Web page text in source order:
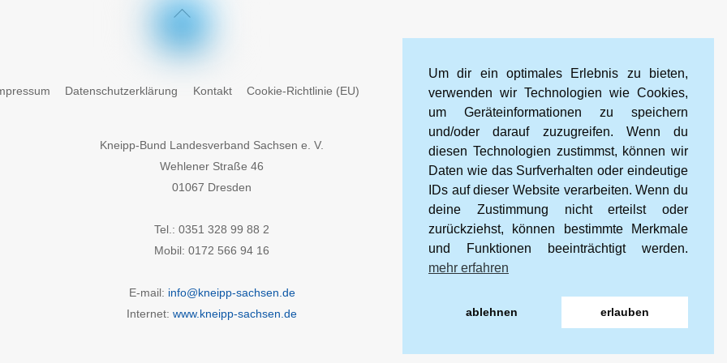
Back
Top
Datenschutzerklärung Kontakt Cookie-Richtlinie (EU)
Kneipp-Bund Landesverband Sachsen e. V.
Wehlener Straße 46
01067 Dresden
Tel.: 0351 328 99 88 2
Mobil: 0172 566 94 16
E-mail: info@kneipp-sachsen.de
Internet:www.kneipp-sachsen.de
Um dir ein optimales Erlebnis zu bieten,
verwenden wir Technologien wie Cookies,
um Geräteinformationen zu speichern
und/oder darauf zuzugreifen. Wenn du
diesen Technologien zustimmst, können wir
Daten wie das Surfverhalten oder eindeutige
IDs auf dieser Website verarbeiten. Wenn du
deine Zustimmung nicht erteilst oder
zurückziehst, können bestimmte Merkmale
und Funktionen beeinträchtigt werden.
mehr erfahren
ablehnen erlauben